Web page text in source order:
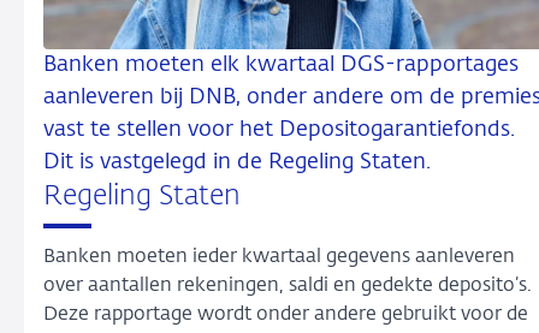
Banken moeten elk kwartaal DGS-rapportages
aanleveren bij DNB, onder andere om de
vast te stellen voor het Depositogarantiefonds.
Dit is vastgelegd in de Regeling Staten.
Regeling Staten
Banken moeten ieder kwartaal gegevens aanleveren
over aantallen rekeningen, saldi en gedekte deposito’s.
Deze rapportage wordt onder andere gebruikt voor de